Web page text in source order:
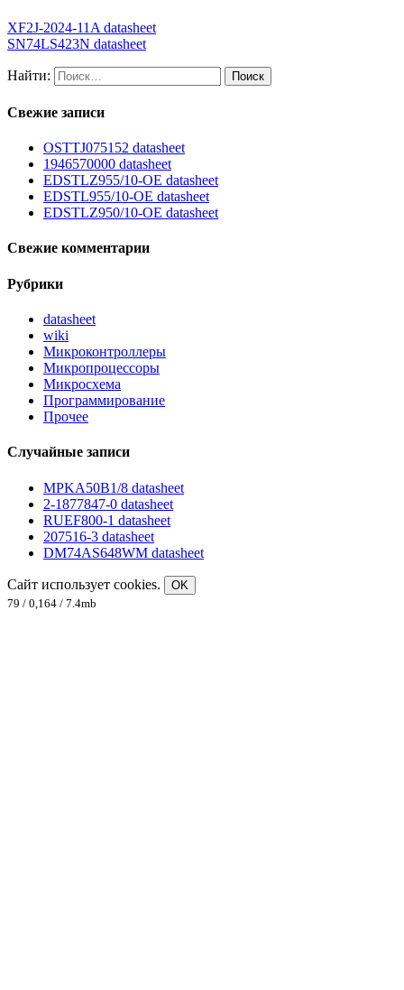
XF2J-2024-11A datasheet
SN74LS423N datasheet
Найти:
Свежие записи
OSTTJ075152 datasheet
1946570000 datasheet
EDSTLZ955/10-OE datasheet
EDSTL955/10-OE datasheet
EDSTLZ950/10-OE datasheet
Свежие комментарии
Рубрики
datasheet
wiki
Микроконтроллеры
Микропроцессоры
Микросхема
Программирование
Прочее
Случайные записи
MPKA50B1/8 datasheet
2-1877847-0 datasheet
RUEF800-1 datasheet
207516-3 datasheet
DM74AS648WM datasheet
Сайт использует cookies.
OK
79 / 0,164 / 7.4mb